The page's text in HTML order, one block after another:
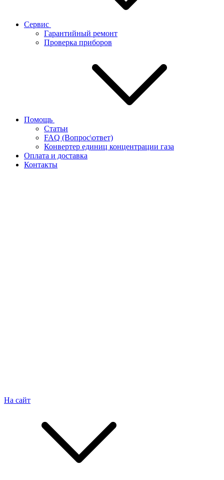
Сервис
Гарантийный ремонт
Проверка приборов
Помощь
Статьи
FAQ (Вопрос\ответ)
Конвертер единиц концентрации газа
Оплата и доставка
Контакты
На сайт